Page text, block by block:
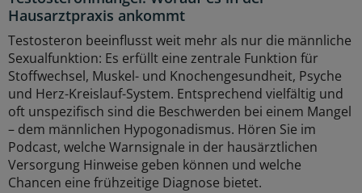
Hausarztpraxis ankommt
Testosteron beeinflusst weit mehr als nur die männliche
Sexualfunktion: Es erfüllt eine zentrale Funktion für
Stoffwechsel, Muskel- und Knochengesundheit, Psyche
und Herz-Kreislauf-System. Entsprechend vielfältig und
oft unspezifisch sind die Beschwerden bei einem Mangel
– dem männlichen Hypogonadismus. Hören Sie im
Podcast, welche Warnsignale in der hausärztlichen
Versorgung Hinweise geben können und welche
Chancen eine frühzeitige Diagnose bietet.